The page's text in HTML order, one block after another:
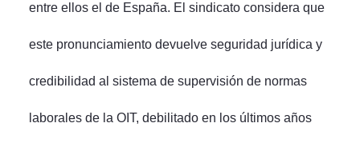
entre ellos el de España. El sindicato considera que
este pronunciamiento devuelve seguridad jurídica y
credibilidad al sistema de supervisión de normas
laborales de la OIT, debilitado en los últimos años